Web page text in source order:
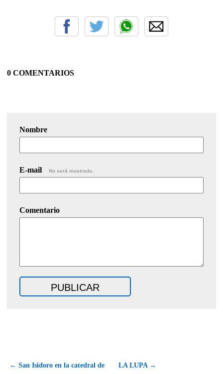
0 COMENTARIOS
Nombre
E-mail No será mostrado.
Comentario
← San Isidoro en la catedral de LA LUPA →